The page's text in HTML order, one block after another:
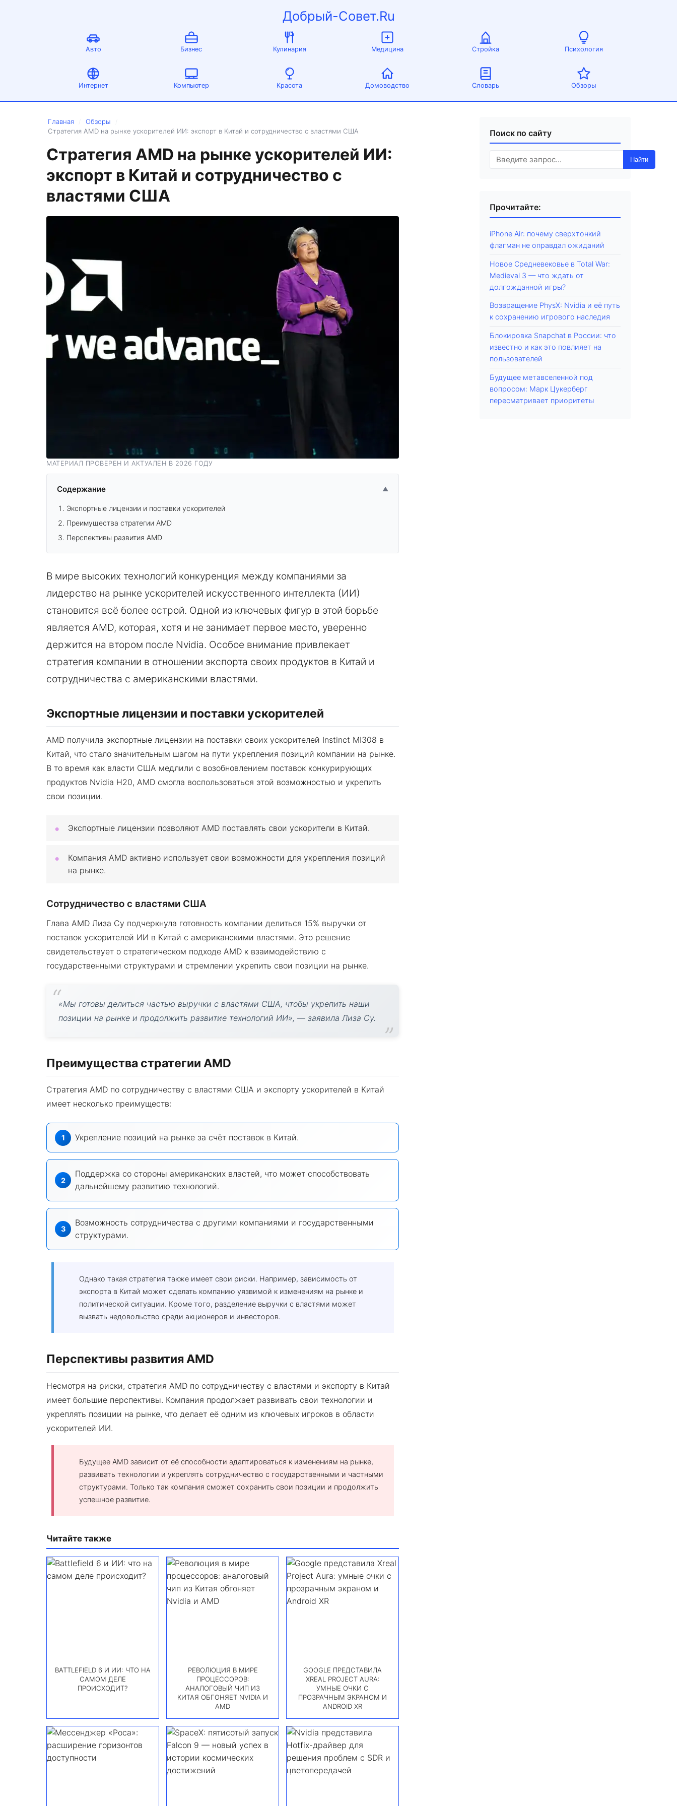
Добрый-Совет.Ru
Авто Бизнес Кулинария Медицина Стройка Психология
Интернет Компьютер Красота Домоводство Словарь Обзоры
Главная Обзоры
Стратегия AMD на рынке ускорителей ИИ: экспорт в Китай и сотрудничество с властями США
Стратегия AMD на рынке ускорителей ИИ:
экспорт в Китай и сотрудничество с
властями США
МАТЕРИАЛ ПРОВЕРЕН И АКТУАЛЕН В 2026 ГОДУ
Содержание ▲
Экспортные лицензии и поставки ускорителей
Преимущества стратегии AMD
Перспективы развития AMD
В мире высоких технологий конкуренция между компаниями за
лидерство на рынке ускорителей искусственного интеллекта (ИИ)
становится всё более острой. Одной из ключевых фигур в этой борьбе
является AMD, которая, хотя и не занимает первое место, уверенно
держится на втором после Nvidia. Особое внимание привлекает
стратегия компании в отношении экспорта своих продуктов в Китай и
сотрудничества с американскими властями.
Экспортные лицензии и поставки ускорителей
AMD получила экспортные лицензии на поставки своих ускорителей Instinct MI308 в
Китай, что стало значительным шагом на пути укрепления позиций компании на рынке.
В то время как власти США медлили с возобновлением поставок конкурирующих
продуктов Nvidia H20, AMD смогла воспользоваться этой возможностью и укрепить
свои позиции.
Экспортные лицензии позволяют AMD поставлять свои ускорители в Китай.
Компания AMD активно использует свои возможности для укрепления позиций
на рынке.
Сотрудничество с властями США
Глава AMD Лиза Су подчеркнула готовность компании делиться 15% выручки от
поставок ускорителей ИИ в Китай с американскими властями. Это решение
свидетельствует о стратегическом подходе AMD к взаимодействию с
государственными структурами и стремлении укрепить свои позиции на рынке.
«Мы готовы делиться частью выручки с властями США, чтобы укрепить наши
позиции на рынке и продолжить развитие технологий ИИ», — заявила Лиза Су.
Преимущества стратегии AMD
Стратегия AMD по сотрудничеству с властями США и экспорту ускорителей в Китай
имеет несколько преимуществ:
Укрепление позиций на рынке за счёт поставок в Китай.
Поддержка со стороны американских властей, что может способствовать
дальнейшему развитию технологий.
Возможность сотрудничества с другими компаниями и государственными
структурами.
Однако такая стратегия также имеет свои риски. Например, зависимость от
экспорта в Китай может сделать компанию уязвимой к изменениям на рынке и
политической ситуации. Кроме того, разделение выручки с властями может
вызвать недовольство среди акционеров и инвесторов.
Перспективы развития AMD
Несмотря на риски, стратегия AMD по сотрудничеству с властями и экспорту в Китай
имеет большие перспективы. Компания продолжает развивать свои технологии и
укреплять позиции на рынке, что делает её одним из ключевых игроков в области
ускорителей ИИ.
Будущее AMD зависит от её способности адаптироваться к изменениям на рынке,
развивать технологии и укреплять сотрудничество с государственными и частными
структурами. Только так компания сможет сохранить свои позиции и продолжить
успешное развитие.
Читайте также
BATTLEFIELD 6 И ИИ: ЧТО НА
САМОМ ДЕЛЕ
ПРОИСХОДИТ?
РЕВОЛЮЦИЯ В МИРЕ
ПРОЦЕССОРОВ:
АНАЛОГОВЫЙ ЧИП ИЗ
КИТАЯ ОБГОНЯЕТ NVIDIA И
AMD
GOOGLE ПРЕДСТАВИЛА
XREAL PROJECT AURA:
УМНЫЕ ОЧКИ С
ПРОЗРАЧНЫМ ЭКРАНОМ И
ANDROID XR
Поиск по сайту
Найти
Прочитайте:
iPhone Air: почему сверхтонкий
флагман не оправдал ожиданий
Новое Средневековье в Total War:
Medieval 3 — что ждать от
долгожданной игры?
Возвращение PhysX: Nvidia и её путь
к сохранению игрового наследия
Блокировка Snapchat в России: что
известно и как это повлияет на
пользователей
Будущее метавселенной под
вопросом: Марк Цукерберг
пересматривает приоритеты